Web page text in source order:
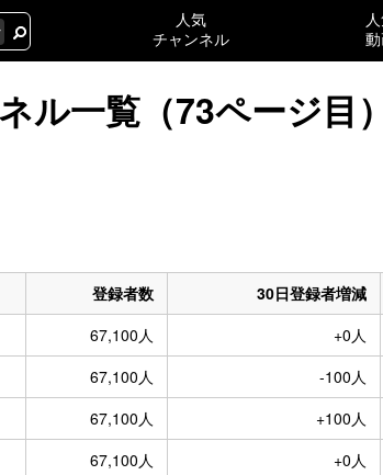
人気
チャンネル
ル一覧（73ページ目
登録者数
30日登録者増減
67,100人
+0人
67,100人
-100人
67,100人
+100人
67,100人
+0人